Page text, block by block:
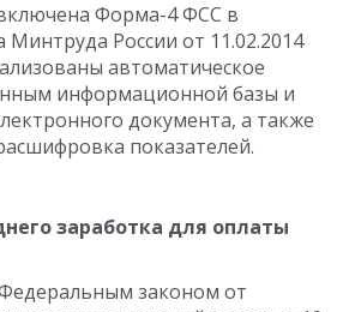
Форма-4 ФСС в
Минтруда России от 11.02.2014
автоматическое
информационной базы и
документа, а также
показателей.
заработка для оплаты
законом от